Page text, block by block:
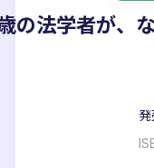
の法学者が、